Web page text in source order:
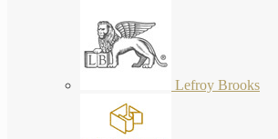
Lefroy Brooks